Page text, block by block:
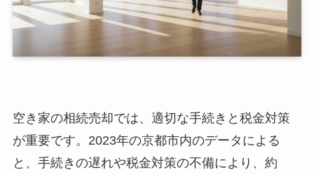
空き家の相続売却では、適切な手続きと税金対策
が重要です。2023年の京都市内のデータによる
と、手続きの遅れや税金対策の不備により、約